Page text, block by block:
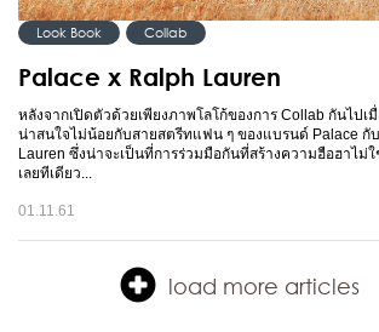
Look Book Collab
Palace x Ralph Lauren
หลังจากเปิดตัวด้วยเพียงภาพโลโก้ของการ Collab กันไปเ
น่าสนใจไม่น้อยกับสายสตรีทแฟน ๆ ของแบรนด์ Palace กั
Lauren ซึ่งน่าจะเป็นที่การร่วมมือกันที่สร้างความฮือฮาไม่
เลยทีเดียว...
01.11.61
load more articles